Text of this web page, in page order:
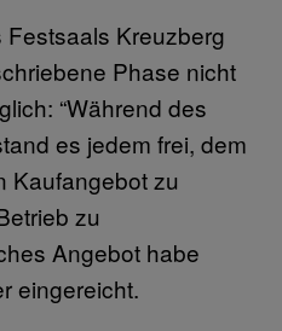
Kreuzberg
Phase nicht
“Während des
es jedem frei, dem
Kaufangebot zu
zu
Angebot habe
eingereicht.